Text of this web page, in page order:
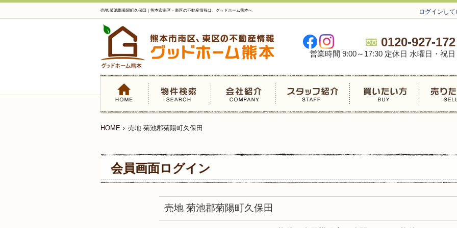
売地 菊池郡菊陽町久保田｜熊本市南区・東区の不動産情報は、グッドホーム熊本へ ログインし
0120-927-172
営業時間 9:00～17:30 定休日 水曜日・祝日
HOME 売地 菊池郡菊陽町久保田
会員画面ログイン
売地 菊池郡菊陽町久保田